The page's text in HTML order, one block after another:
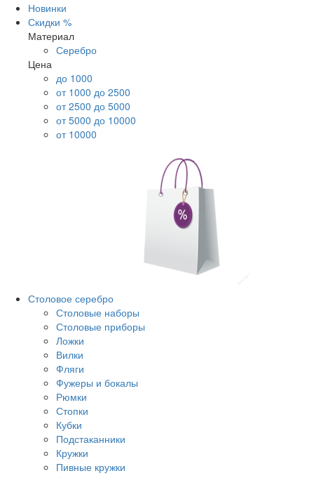
Новинки
Скидки %
Материал
Серебро
Цена
до 1000
от 1000 до 2500
от 2500 до 5000
от 5000 до 10000
от 10000
Столовое серебро
Столовые наборы
Столовые приборы
Ложки
Вилки
Фляги
Фужеры и бокалы
Рюмки
Стопки
Кубки
Подстаканники
Кружки
Пивные кружки